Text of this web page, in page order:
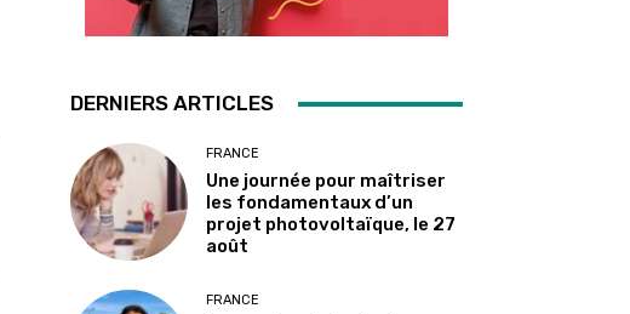
DERNIERS ARTICLES
FRANCE
Une journée pour maîtriser
les fondamentaux d’un
projet photovoltaïque, le 27
août
FRANCE